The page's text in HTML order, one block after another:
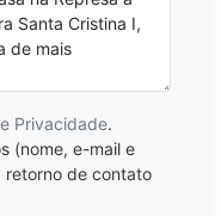
Privacidade.
(nome, e-mail e
retorno de contato